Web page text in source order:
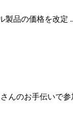
製品の価格を改定
んのお手伝いで参